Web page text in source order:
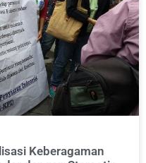
Keberagaman